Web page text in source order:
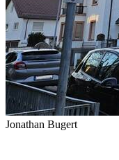
Jonathan Bugert